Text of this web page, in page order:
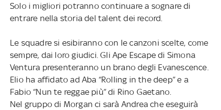
Solo i migliori potranno continuare a sognare di
entrare nella storia del talent dei record.
Le squadre si esibiranno con le canzoni scelte, come
sempre, dai loro giudici. Gli Ape Escape di Simona
Ventura presenteranno un brano degli Evanescence.
Elio ha affidato ad Aba “Rolling in the deep” e a
Fabio “Nun te reggae più” di Rino Gaetano.
Nel gruppo di Morgan ci sarà Andrea che eseguirà